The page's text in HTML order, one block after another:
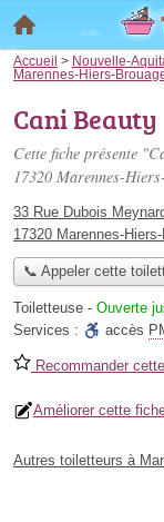
Accueil > Nouvelle-
Marennes-Hiers-
Cani Beauty
Cette fiche présente
17320 Marennes-
33 Rue Dubois
17320 Marennes-
📞 Appeler cette
Toiletteuse - Ouverte
Services :
accès
Recommander
Améliorer cette
Autres toiletteurs à